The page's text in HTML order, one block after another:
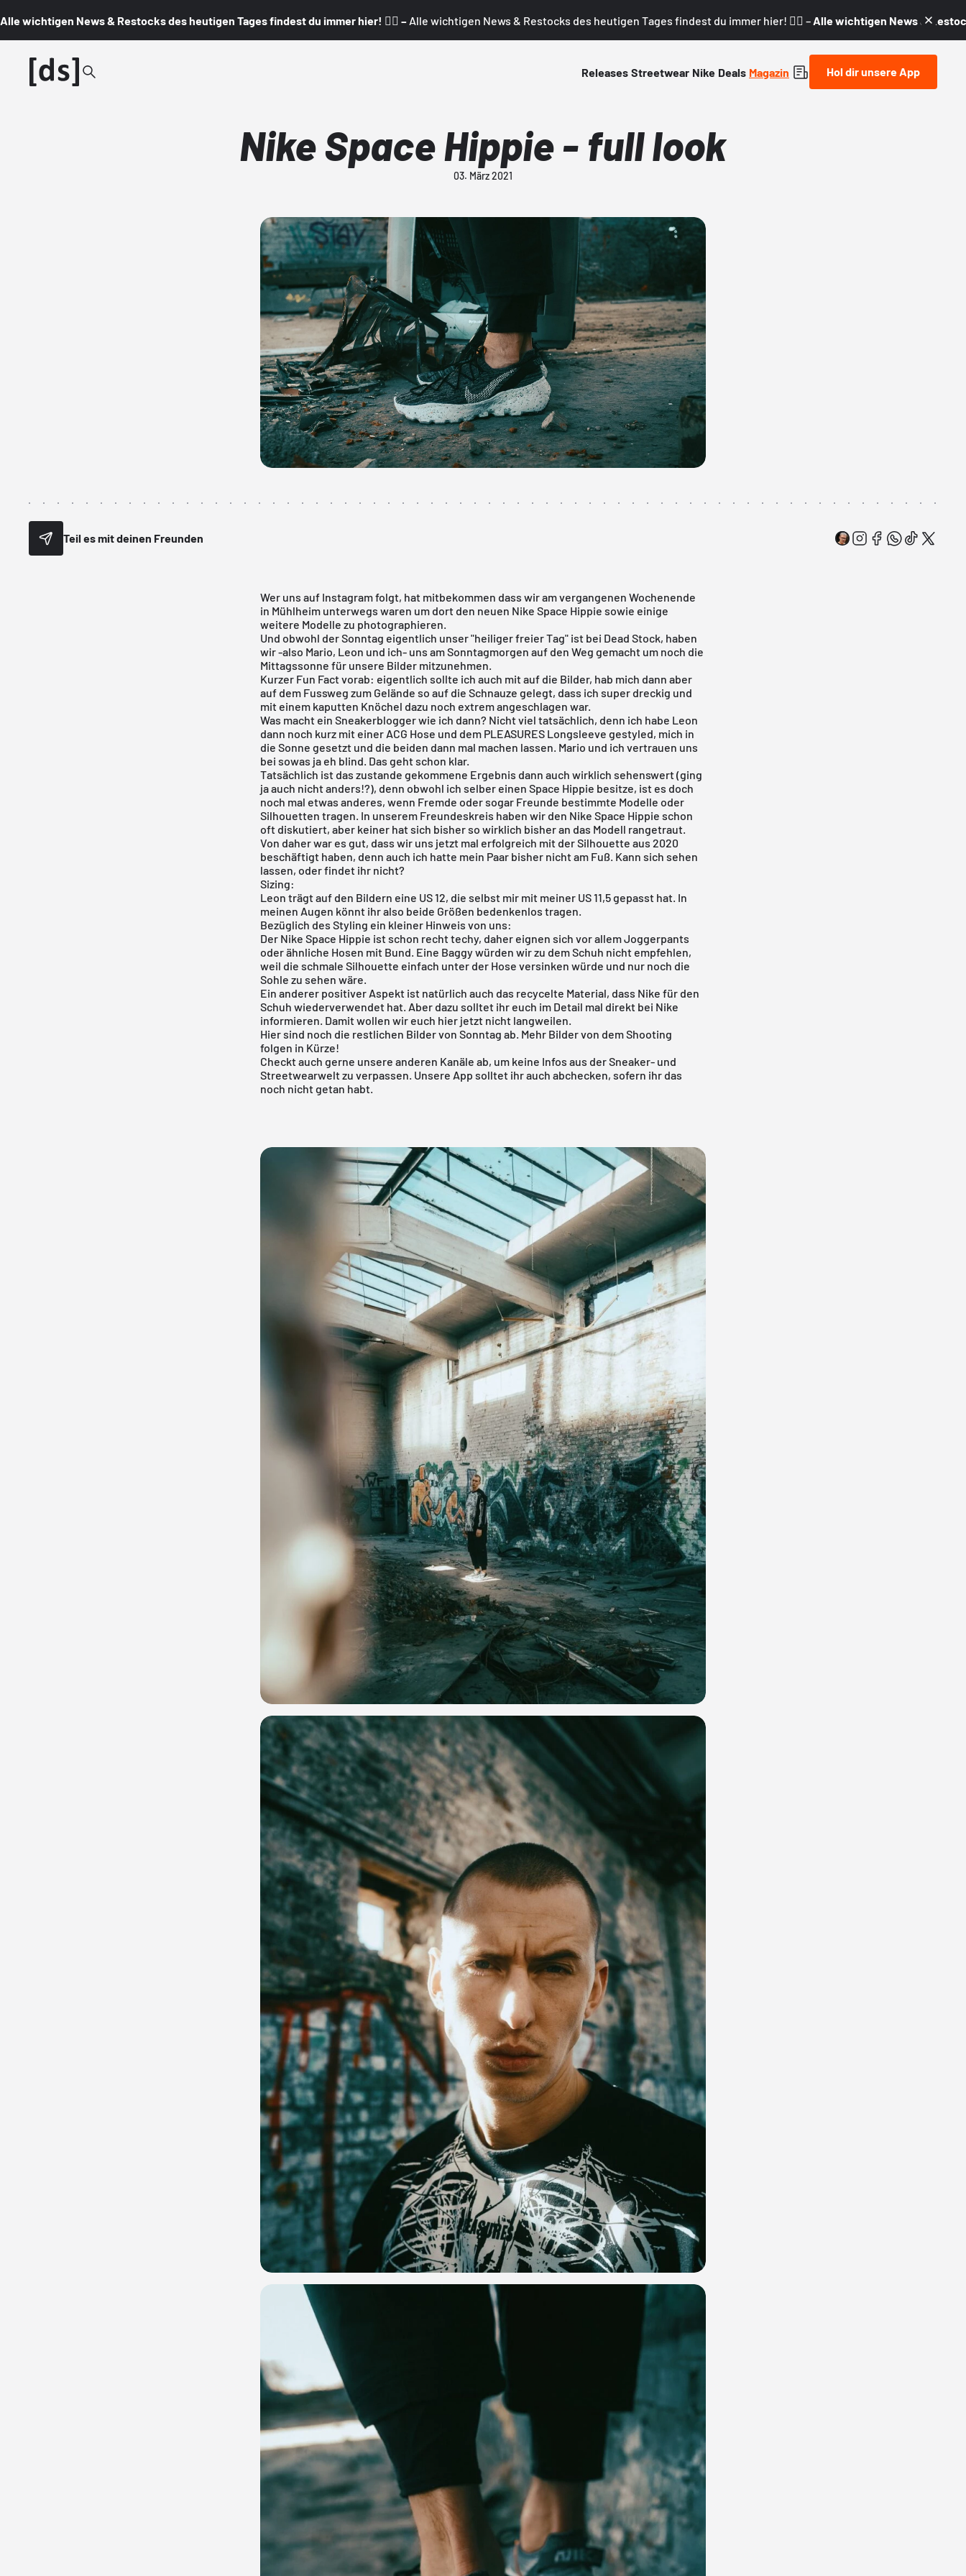
Alle wichtigen News & Restocks des heutigen Tages findest du immer hier! 👇🏼 – Alle wichtigen News & Restocks des heutigen Tages findest du immer hier! 👇🏼 – Alle wichtigen News &
Releases Streetwear Nike Deals Magazin Hol dir unsere App
Nike Space Hippie - full look
03. März 2021
Teil es mit deinen Freunden
Wer uns auf Instagram folgt, hat mitbekommen dass wir am vergangenen Wochenende
in Mühlheim unterwegs waren um dort den neuen Nike Space Hippie sowie einige
weitere Modelle zu photographieren.
Und obwohl der Sonntag eigentlich unser "heiliger freier Tag" ist bei Dead Stock, haben
wir -also Mario, Leon und ich- uns am Sonntagmorgen auf den Weg gemacht um noch die
Mittagssonne für unsere Bilder mitzunehmen.
Kurzer Fun Fact vorab: eigentlich sollte ich auch mit auf die Bilder, hab mich dann aber
auf dem Fussweg zum Gelände so auf die Schnauze gelegt, dass ich super dreckig und
mit einem kaputten Knöchel dazu noch extrem angeschlagen war.
Was macht ein Sneakerblogger wie ich dann? Nicht viel tatsächlich, denn ich habe Leon
dann noch kurz mit einer ACG Hose und dem PLEASURES Longsleeve gestyled, mich in
die Sonne gesetzt und die beiden dann mal machen lassen. Mario und ich vertrauen uns
bei sowas ja eh blind. Das geht schon klar.
Tatsächlich ist das zustande gekommene Ergebnis dann auch wirklich sehenswert (ging
ja auch nicht anders!?), denn obwohl ich selber einen Space Hippie besitze, ist es doch
noch mal etwas anderes, wenn Fremde oder sogar Freunde bestimmte Modelle oder
Silhouetten tragen. In unserem Freundeskreis haben wir den Nike Space Hippie schon
oft diskutiert, aber keiner hat sich bisher so wirklich bisher an das Modell rangetraut.
Von daher war es gut, dass wir uns jetzt mal erfolgreich mit der Silhouette aus 2020
beschäftigt haben, denn auch ich hatte mein Paar bisher nicht am Fuß. Kann sich sehen
lassen, oder findet ihr nicht?
Sizing:
Leon trägt auf den Bildern eine US 12, die selbst mir mit meiner US 11,5 gepasst hat. In
meinen Augen könnt ihr also beide Größen bedenkenlos tragen.
Bezüglich des Styling ein kleiner Hinweis von uns:
Der Nike Space Hippie ist schon recht techy, daher eignen sich vor allem Joggerpants
oder ähnliche Hosen mit Bund. Eine Baggy würden wir zu dem Schuh nicht empfehlen,
weil die schmale Silhouette einfach unter der Hose versinken würde und nur noch die
Sohle zu sehen wäre.
Ein anderer positiver Aspekt ist natürlich auch das recycelte Material, dass Nike für den
Schuh wiederverwendet hat. Aber dazu solltet ihr euch im Detail mal direkt bei Nike
informieren. Damit wollen wir euch hier jetzt nicht langweilen.
Hier sind noch die restlichen Bilder von Sonntag ab. Mehr Bilder von dem Shooting
folgen in Kürze!
Checkt auch gerne unsere anderen Kanäle ab, um keine Infos aus der Sneaker- und
Streetwearwelt zu verpassen. Unsere App solltet ihr auch abchecken, sofern ihr das
noch nicht getan habt.